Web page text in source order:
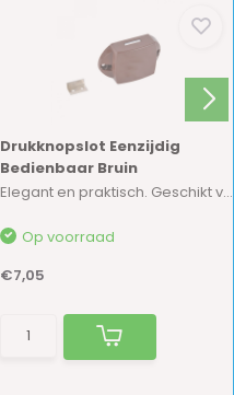
Drukknopslot Eenzijdig
Bedienbaar Bruin
Elegant en praktisch. Geschikt voor wanddikte ...
Op voorraad
€7,05